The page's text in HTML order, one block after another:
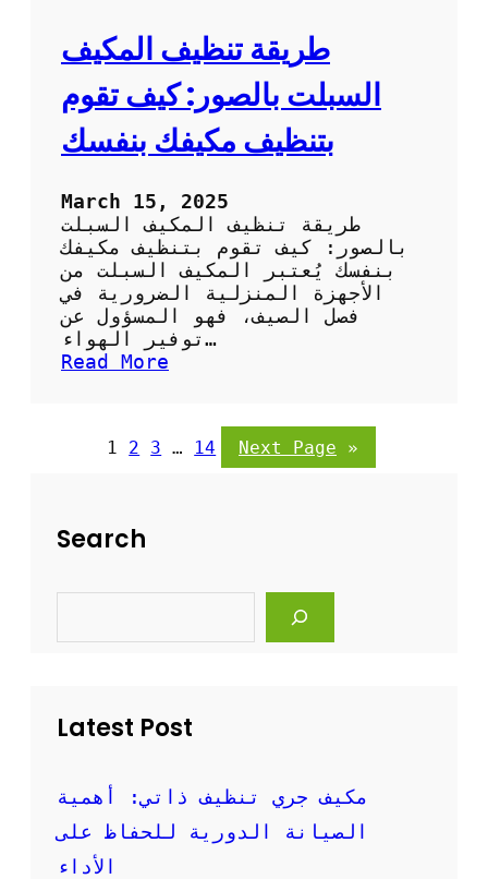
ر
د
ح
ر
ا
و
ي
ل
ص
ر
:
خ
س
طريقة تنظيف المكيف
السبلت بالصور: كيف تقوم
بتنظيف مكيفك بنفسك
March 15, 2025
طريقة تنظيف المكيف السبلت
بالصور: كيف تقوم بتنظيف مكيفك
بنفسك يُعتبر المكيف السبلت من
الأجهزة المنزلية الضرورية في
فصل الصيف، فهو المسؤول عن
توفير الهواء…
Read More
ق
ف
ل
ف
س
ب
ل
1 2 3 … 14 Next Page »
Search
Latest Post
مكيف جري تنظيف ذاتي: أهمية
الصيانة الدورية للحفاظ على
الأداء